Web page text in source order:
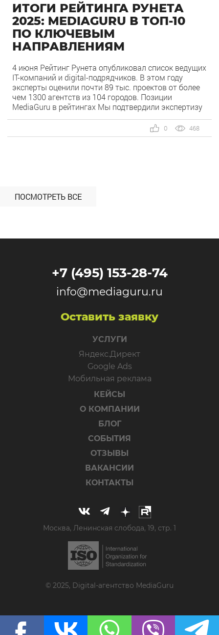
ИТОГИ РЕЙТИНГА РУНЕТА
2025: MEDIAGURU В ТОП-10
ПО КЛЮЧЕВЫМ
НАПРАВЛЕНИЯМ
4 июня Рейтинг Рунета опубликовал список ведущих
IT-компаний и digital-подрядчиков. В этом году
эксперты оценили почти 89 тыс. проектов от более
чем 1300 агентств из 104 городов. Позиции
MediaGuru в рейтингах Мы подтвердили экспертизу
компания заняла высокие позиции как в общих
категориях, так и в срезах по отраслям. По […]
468
0
ПОСМОТРЕТЬ ВСЕ
+7 (495) 153-28-74
info@mediaguru.ru
Оставить заявку
УСЛУГИ
Яндекс.Директ
Google Ads
Мобильная реклама
КЕЙСЫ
О КОМПАНИИ
БЛОГ
СОБЫТИЯ
ОТЗЫВЫ
ВАКАНСИИ
КОНТАКТЫ
Москва, Ленинская слобода, 19, стр. 1
© 2025, Digital-агентство MediaGuru